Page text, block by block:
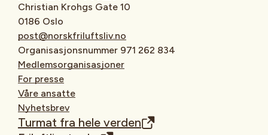
Christian Krohgs Gate 10
0186 Oslo
post@norskfriluftsliv.no
Organisasjonsnummer 971 262 834
Medlemsorganisasjoner
For presse
Våre ansatte
Nyhetsbrev
Turmat fra hele verden